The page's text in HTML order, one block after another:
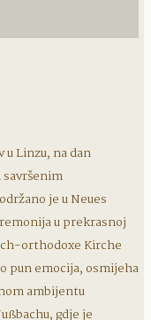
u Linzu, na dan
je u Neues
u prekrasnoj
orthodoxe Kirche
pun emocija, osmijeha
ambijentu
gdje je